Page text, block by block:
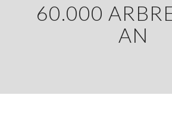
60.000
AN